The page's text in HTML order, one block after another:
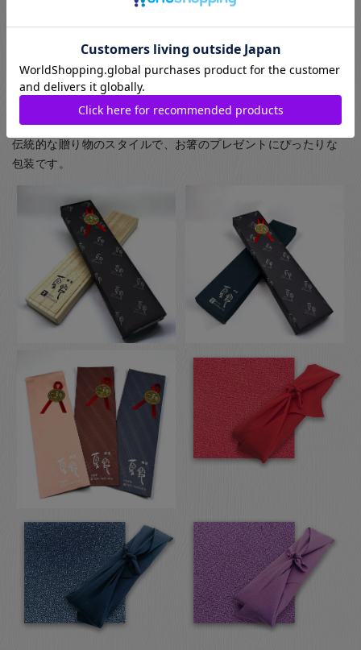
ラッピング)) お箸用の無料のラッピングは、箸袋に入れるタイ
プのものになります。
お箸用のギフトボックスをご注文いただいた方は、￥440-(税別)
でさらに風呂敷でのラッピングもご指定いただけます。日本の
伝統的な贈り物のスタイルで、お箸のプレゼントにぴったりな
包装です。